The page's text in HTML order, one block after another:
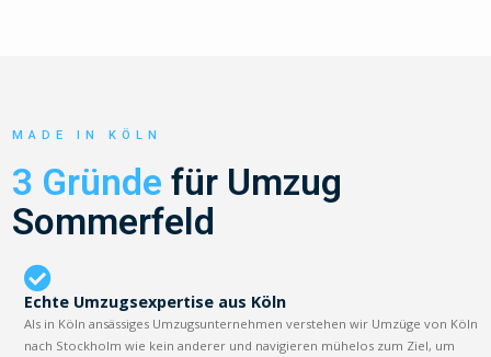
MADE IN KÖLN
3 Gründe für Umzug
Sommerfeld
Echte Umzugsexpertise aus Köln
Als in Köln ansässiges Umzugsunternehmen verstehen wir Umzüge von Köln
nach Stockholm wie kein anderer und navigieren mühelos zum Ziel, um